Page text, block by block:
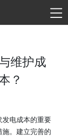
维护成
？
电成本的重要
。建立完善的